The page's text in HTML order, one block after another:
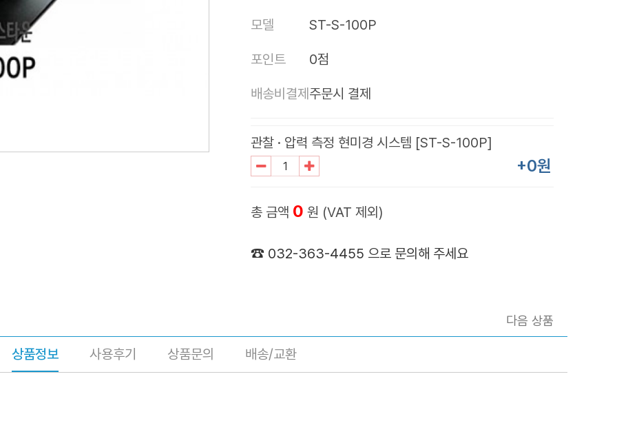
모델 ST-S-100P
포인트 0점
배송비결제 주문시 결제
관찰 · 압력 측정 현미경 시스템 [ST-S-100P]
+0원
총 금액 0 원 (VAT 제외)
☎ 032-363-4455 으로 문의해 주세요
다음 상품
상품정보 사용후기 상품문의 배송/교환